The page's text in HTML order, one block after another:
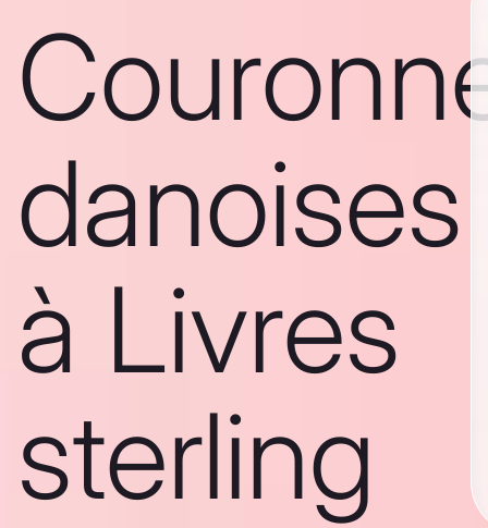
danoises
à Livres
sterling